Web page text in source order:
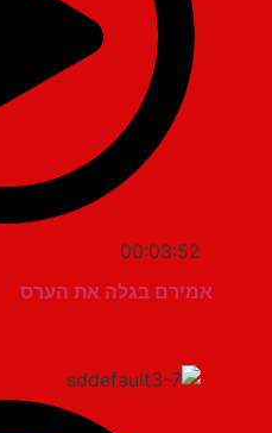
00:03:52
אמירם בגלה את הערס